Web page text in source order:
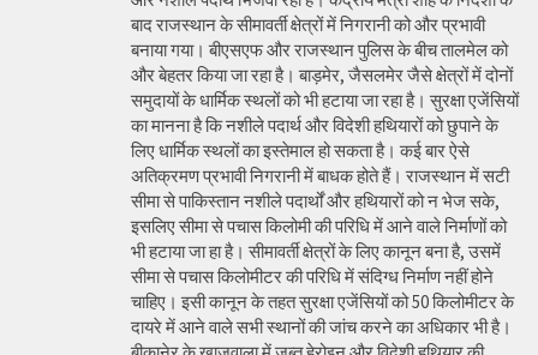
बाद राजस्थान के सीमावर्ती क्षेत्रों में निगरानी को और प्रभावी
बनाया गया। बीएसएफ और राजस्थान पुलिस के बीच तालमेल को
और बेहतर किया जा रहा है। बाड़मेर, जैसलमेर जैसे क्षेत्रों में दोनों
समुदायों के धार्मिक स्थलों को भी हटाया जा रहा है। सुरक्षा एजेंसियों
का मानना है कि नशीले पदार्थ और विदेशी हथियारों को छुपाने के
लिए धार्मिक स्थलों का इस्तेमाल हो सकता है। कई बार ऐसे
अतिक्रमण प्रभावी निगरानी में बाधक होते हैं। राजस्थान में सटी
सीमा से पाकिस्तान नशीले पदार्थों और हथियारों को न भेज सके,
इसलिए सीमा से पचास किलोमी की परिधि में आने वाले निर्माणों को
भी हटाया जा हा है। सीमावर्ती क्षेत्रों के लिए कानून बना है, उसमें
सीमा से पचास किलोमीटर की परिधि में संदिग्ध निर्माण नहीं होने
चाहिए। इसी कानून के तहत सुरक्षा एजेंसियों को 50 किलोमीटर के
दायरे में आने वाले सभी स्थानों की जांच करने का अधिकार भी है।